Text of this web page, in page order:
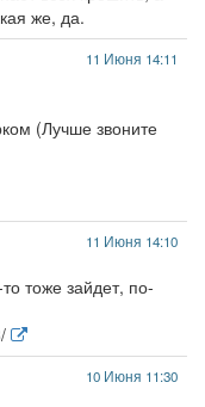
же, да.
11 Июня 14:11
(Лучше звоните
11 Июня 14:10
тоже зайдет, по-
10 Июня 11:30